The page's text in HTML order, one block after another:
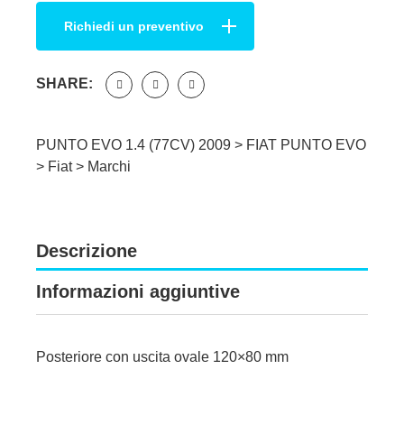
Richiedi un preventivo
SHARE:
PUNTO EVO 1.4 (77CV) 2009 > FIAT PUNTO EVO
> Fiat> Marchi
Descrizione
Informazioni aggiuntive
Posteriore con uscita ovale 120×80 mm